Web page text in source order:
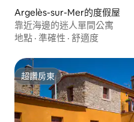
Argelès-sur-Mer的度假屋
靠近海邊的迷人單間公寓
地點 · 準確性 · 舒適度
超讚房東
超讚房東